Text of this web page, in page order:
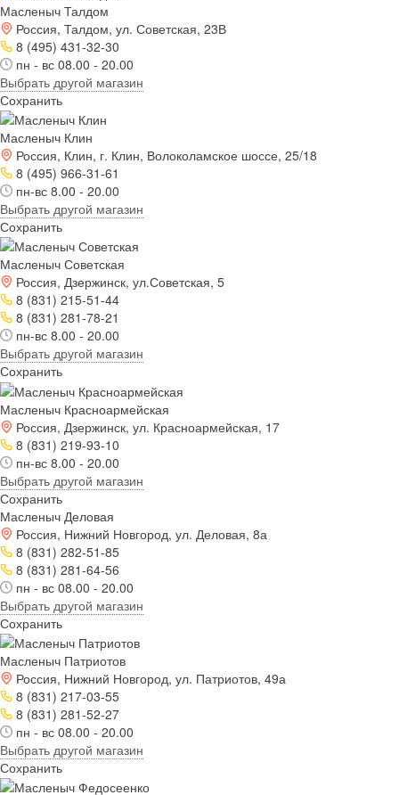
Масленыч Талдом
Россия, Талдом, ул. Советская, 23В
8 (495) 431-32-30
пн - вс 08.00 - 20.00
Выбрать другой магазин
Сохранить
Масленыч Клин
Россия, Клин, г. Клин, Волоколамское шоссе, 25/18
8 (495) 966-31-61
пн-вс 8.00 - 20.00
Выбрать другой магазин
Сохранить
Масленыч Советская
Россия, Дзержинск, ул.Советская, 5
8 (831) 215-51-44
8 (831) 281-78-21
пн-вс 8.00 - 20.00
Выбрать другой магазин
Сохранить
Масленыч Красноармейская
Россия, Дзержинск, ул. Красноармейская, 17
8 (831) 219-93-10
пн-вс 8.00 - 20.00
Выбрать другой магазин
Сохранить
Масленыч Деловая
Россия, Нижний Новгород, ул. Деловая, 8а
8 (831) 282-51-85
8 (831) 281-64-56
пн - вс 08.00 - 20.00
Выбрать другой магазин
Сохранить
Масленыч Патриотов
Россия, Нижний Новгород, ул. Патриотов, 49а
8 (831) 217-03-55
8 (831) 281-52-27
пн - вс 08.00 - 20.00
Выбрать другой магазин
Сохранить